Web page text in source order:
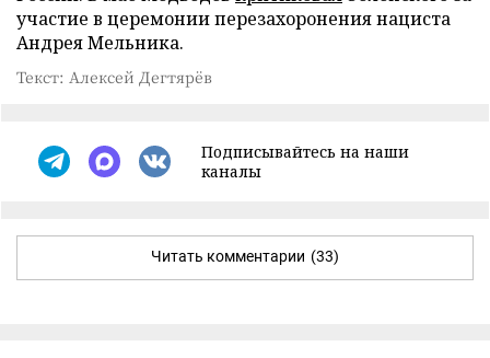
участие в церемонии перезахоронения нациста
Андрея Мельника.
Текст: Алексей Дегтярёв
Подписывайтесь на наши
каналы
Читать комментарии (33)